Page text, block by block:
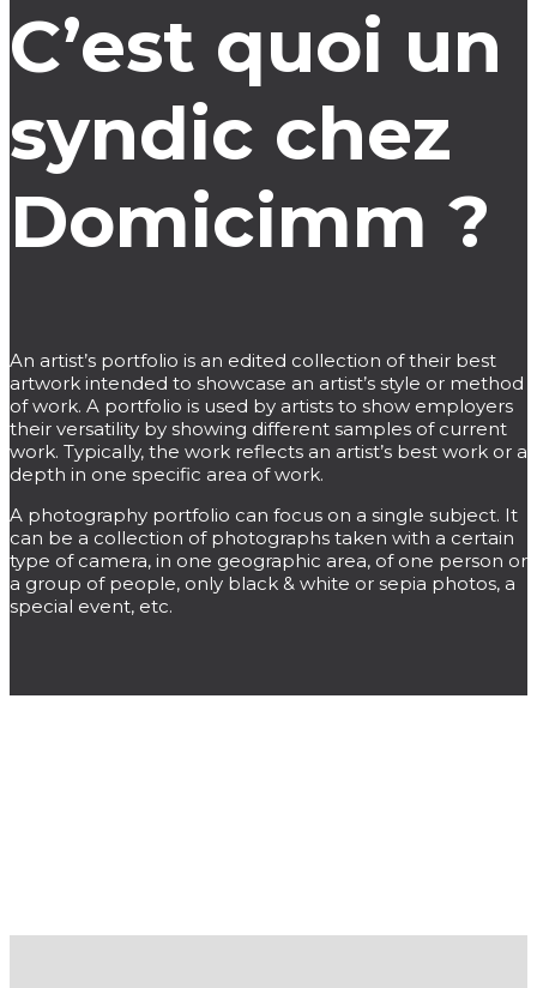
C’est quoi un
syndic chez
Domicimm ?
An artist’s portfolio is an edited collection of their best
artwork intended to showcase an artist’s style or method
of work. A portfolio is used by artists to show employers
their versatility by showing different samples of current
work. Typically, the work reflects an artist’s best work or a
depth in one specific area of work.
A photography portfolio can focus on a single subject. It
can be a collection of photographs taken with a certain
type of camera, in one geographic area, of one person or
a group of people, only black & white or sepia photos, a
special event, etc.